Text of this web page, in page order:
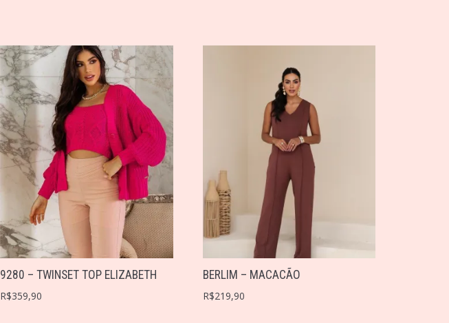
9280 – TWINSET TOP ELIZABETH
R$359,90
BERLIM – MACACÃO
R$219,90